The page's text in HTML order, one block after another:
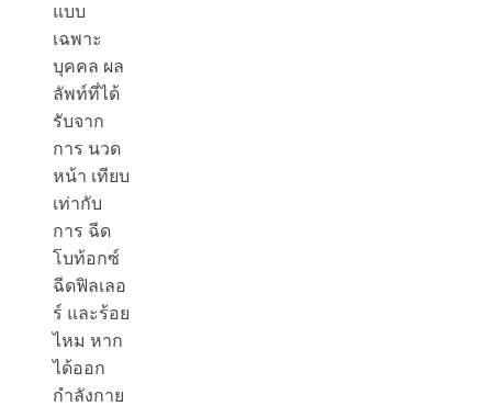
แบบ
เฉพาะ
บุคคล ผล
ลัพท์ที่ได้
รับจาก
การ นวด
หน้า เทียบ
เท่ากับ
การ ฉีด
โบท้อกซ์
ฉีดฟิลเลอ
ร์ และร้อย
ไหม หาก
ได้ออก
กำลังกาย